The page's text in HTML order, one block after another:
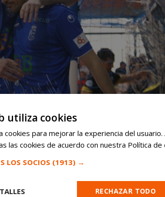
en Google News ⭐
de Móstoles al instante
Gran Premio Ciclista, dinosaurios y más
utiliza cookies
cookies para mejorar la experiencia del
las cookies de acuerdo con nuestra Política de
LOS SOCIOS (1913) →
RECHAZAR TODO